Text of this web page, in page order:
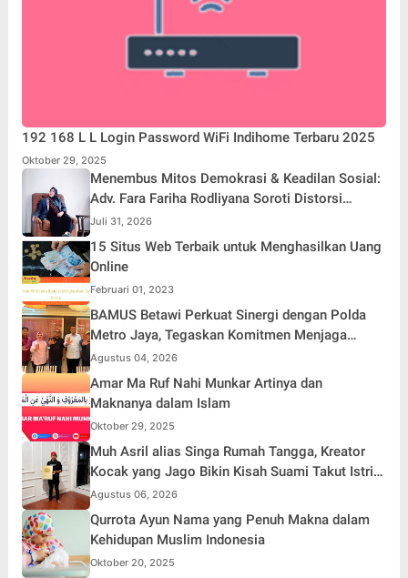
192 168 L L Login Password WiFi Indihome Terbaru 2025
Oktober 29, 2025
Menembus Mitos Demokrasi & Keadilan Sosial:
Adv. Fara Fariha Rodliyana Soroti Distorsi
Simpati Publik dan Aksi Main Hakim Sendiri
Juli 31, 2026
15 Situs Web Terbaik untuk Menghasilkan Uang
Online
Februari 01, 2023
BAMUS Betawi Perkuat Sinergi dengan Polda
Metro Jaya, Tegaskan Komitmen Menjaga
Jakarta Aman, Damai, dan Kondusif Jelang HUT
ke-81 Republik Indonesia
Agustus 04, 2026
Amar Ma Ruf Nahi Munkar Artinya dan
Maknanya dalam Islam
Oktober 29, 2025
Muh Asril alias Singa Rumah Tangga, Kreator
Kocak yang Jago Bikin Kisah Suami Takut Istri
Jadi Hiburan
Agustus 06, 2026
Qurrota Ayun Nama yang Penuh Makna dalam
Kehidupan Muslim Indonesia
Oktober 20, 2025